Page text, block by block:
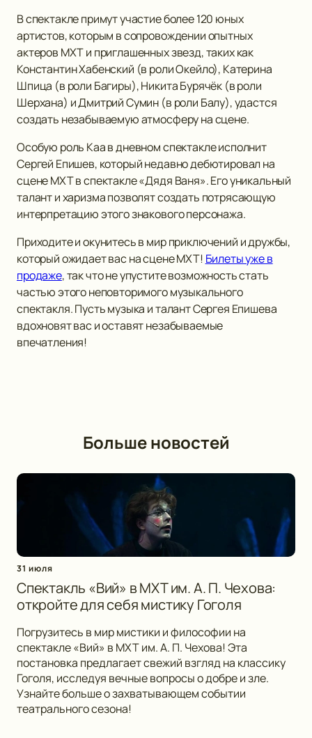
В спектакле примут участие более 120 юных
артистов, которым в сопровождении опытных
актеров МХТ и приглашенных звезд, таких как
Константин Хабенский (в роли Окейло), Катерина
Шпица (в роли Багиры), Никита Бурячёк (в роли
Шерхана) и Дмитрий Сумин (в роли Балу), удастся
создать незабываемую атмосферу на сцене.
Особую роль Каа в дневном спектакле исполнит
Сергей Епишев, который недавно дебютировал на
сцене МХТ в спектакле «Дядя Ваня». Его уникальный
талант и харизма позволят создать потрясающую
интерпретацию этого знакового персонажа.
Приходите и окунитесь в мир приключений и дружбы,
который ожидает вас на сцене МХТ! Билеты уже в
продаже, так что не упустите возможность стать
частью этого неповторимого музыкального
спектакля. Пусть музыка и талант Сергея Епишева
вдохновят вас и оставят незабываемые
впечатления!
Больше новостей
31 июля
Спектакль «Вий» в МХТ им. А. П. Чехова:
откройте для себя мистику Гоголя
Погрузитесь в мир мистики и философии на
спектакле «Вий» в МХТ им. А. П. Чехова! Эта
постановка предлагает свежий взгляд на классику
Гоголя, исследуя вечные вопросы о добре и зле.
Узнайте больше о захватывающем событии
театрального сезона!